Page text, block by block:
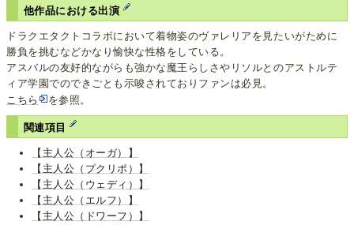
他作品における出演
ドラクエタクトコラボにおいて着物姿のヴァレリアを見たいがために
勝負を挑むなどかなり愉快な性格をしている。
アスバルの友好的ながらも強かな魔王らしさやリソルとのアストルテ
ィア学園でのできごとも示唆されておりファンは必見。
こちら
を参照。
関連項目
【主人公（オーガ）】
【主人公（プクリポ）】
【主人公（ウェディ）】
【主人公（エルフ）】
【主人公（ドワーフ）】